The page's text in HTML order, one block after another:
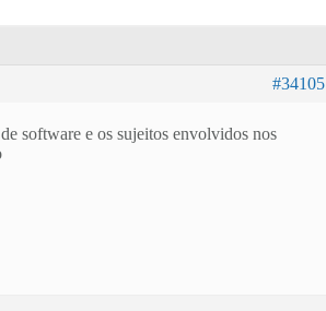
#34105
software e os sujeitos envolvidos nos